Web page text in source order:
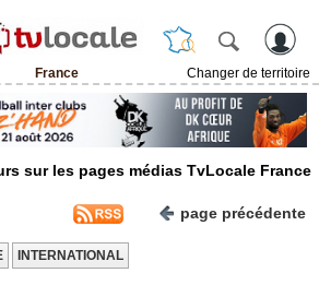
France
Changer de territoire
sur les pages médias TvLocale France
page précédente
INTERNATIONAL